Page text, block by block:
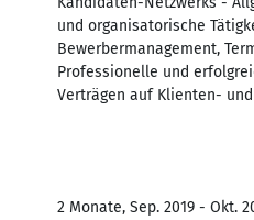
und organisatorische
Bewerbermanagement,
Professionelle und
Verträgen auf Klienten-
2 Monate, Sep. 2019 - Okt.